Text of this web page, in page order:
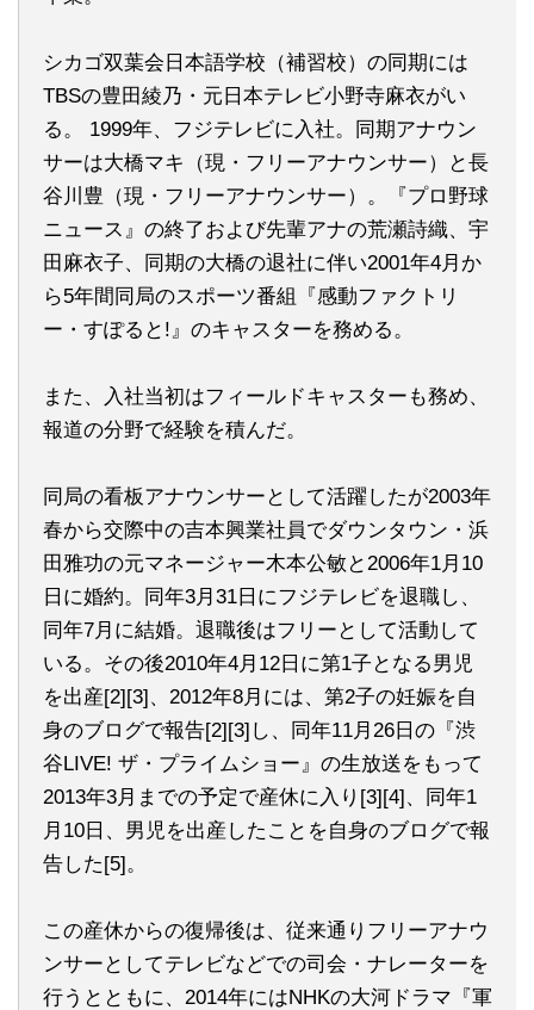
シカゴ双葉会日本語学校（補習校）の同期には
TBSの豊田綾乃・元日本テレビ小野寺麻衣がい
る。 1999年、フジテレビに入社。同期アナウン
サーは大橋マキ（現・フリーアナウンサー）と長
谷川豊（現・フリーアナウンサー）。『プロ野球
ニュース』の終了および先輩アナの荒瀬詩織、宇
田麻衣子、同期の大橋の退社に伴い2001年4月か
ら5年間同局のスポーツ番組『感動ファクトリ
ー・すぽると!』のキャスターを務める。
また、入社当初はフィールドキャスターも務め、
報道の分野で経験を積んだ。
同局の看板アナウンサーとして活躍したが2003年
春から交際中の吉本興業社員でダウンタウン・浜
田雅功の元マネージャー木本公敏と2006年1月10
日に婚約。同年3月31日にフジテレビを退職し、
同年7月に結婚。退職後はフリーとして活動して
いる。その後2010年4月12日に第1子となる男児
を出産[2][3]、2012年8月には、第2子の妊娠を自
身のブログで報告[2][3]し、同年11月26日の『渋
谷LIVE! ザ・プライムショー』の生放送をもって
2013年3月までの予定で産休に入り[3][4]、同年1
月10日、男児を出産したことを自身のブログで報
告した[5]。
この産休からの復帰後は、従来通りフリーアナウ
ンサーとしてテレビなどでの司会・ナレーターを
行うとともに、2014年にはNHKの大河ドラマ『軍